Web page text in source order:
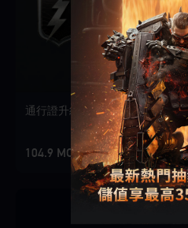
好的
通行證升級 10級
104.9 MOP
OK